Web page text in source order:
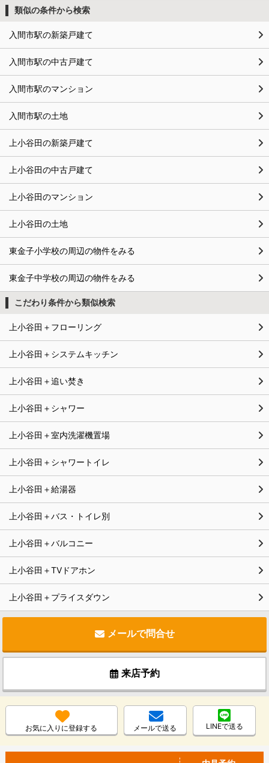
類似の条件から検索
入間市駅の新築戸建て
入間市駅の中古戸建て
入間市駅のマンション
入間市駅の土地
上小谷田の新築戸建て
上小谷田の中古戸建て
上小谷田のマンション
上小谷田の土地
東金子小学校の周辺の物件をみる
東金子中学校の周辺の物件をみる
こだわり条件から類似検索
上小谷田＋フローリング
上小谷田＋システムキッチン
上小谷田＋追い焚き
上小谷田＋シャワー
上小谷田＋室内洗濯機置場
上小谷田＋シャワートイレ
上小谷田＋給湯器
上小谷田＋バス・トイレ別
上小谷田＋バルコニー
上小谷田＋TVドアホン
上小谷田＋プライスダウン
メールで問合せ
来店予約
お気に入りに登録する メールで送る LINEで送る